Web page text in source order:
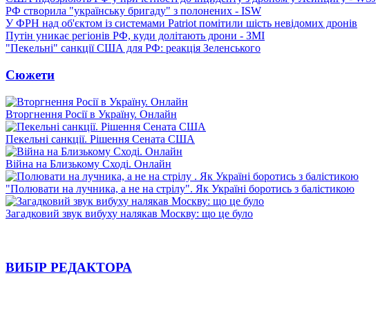
РФ створила "українську бригаду" з полонених - ISW
У ФРН над об'єктом із системами Patriot помітили шість невідомих дронів
Путін уникає регіонів РФ, куди долітають дрони - ЗМІ
"Пекельні" санкції США для РФ: реакція Зеленського
Сюжети
Вторгнення Росії в Україну. Онлайн
Пекельні санкції. Рішення Сената США
Війна на Близькому Сході. Онлайн
"Полювати на лучника, а не на стрілу". Як Україні боротись з балістикою
Загадковий звук вибуху налякав Москву: що це було
ВИБІР РЕДАКТОРА